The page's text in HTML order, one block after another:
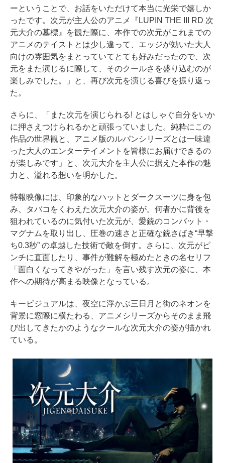
ーということで、お話をいただけて本当に光栄で嬉しか
ったです。次元が主人公のアニメ『LUPIN THE III RD 次
元大介の墓標』を観た際に、本作での次元がこれまでの
アニメのテイストとは少し違って、エッジが効いた大人
向けの雰囲気をまとっていてとても好みだったので、次
元をまた演じるに際して、そのクールさを盛り込むのが
楽しみでした。」と、再び次元を演じる喜びを振り返っ
た。
さらに、「また次元を演じられる! とはしゃぐ自分をいか
に押さえつけられるかと頑張っていました。純粋にこの
作品の世界観と、アニメ版のルパンシリーズとは一味違
った大人のエンターテイメントを皆様にお届けできるの
が楽しみです」と、次元大介を主人公に据えた本作の魅
力と、溢れる想いを明かした。
特報映像には、印象的なハットとダークスーツに身を包
み、タバコをくわえた次元大介の姿が。何者かに背後を
狙われているのに気付いた次元が、愛銃のコンバット・
マグナムを取り出し、圧巻の速さと正確な銃さばき“早撃
ち0.3秒” の卓越した技術で敵を倒す。さらに、次元がピ
ンチに直面したり、事件が難解を極めたときの名セリフ
「面白くなってきやがった」を言い残す次元の姿に、本
作への期待が高まる映像となっている。
キービジュアルは、夜空に浮かぶ三日月と街のネオンを
背景に窓際に横たわる、アニメシリーズからそのまま飛
び出してきたかのようなクールな次元大介の姿が描かれ
ている。